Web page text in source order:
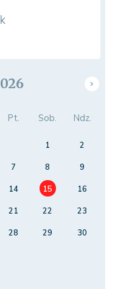
Pt. Sob. Ndz.
1
2
7 8
9
14 15
16
21 22
23
28 29
30